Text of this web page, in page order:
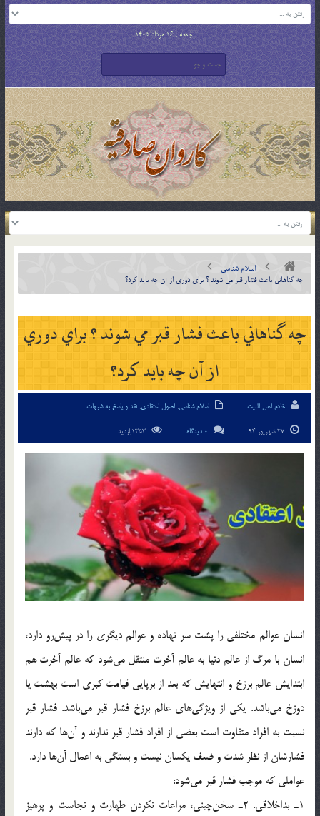
جمعه , 16 مرداد 1405
اسلام شناسی
چه گناهاني باعث فشار قبر مي شوند ؟ براي دوري از آن چه بايد كرد؟
چه گناهاني باعث فشار قبر مي شوند ؟ براي دوري
از آن چه بايد كرد؟
خادم اهل البیت اسلام شناسی, اصول اعتقادی, نقد و پاسخ به شبهات
0 دیدگاه
انسان عوالم مختلفي را پشت سر نهاده و عوالم ديگري را در پيش‌رو دارد،
انسان با مرگ از عالم دنيا به عالم آخرت منتقل مي‌شود كه عالم آخرت هم
ابتدايش عالم برزخ و انتهايش كه بعد از برپايي قيامت كبري است بهشت يا
دوزخ مي‌باشد. يكي از ويژگي‌هاي عالم برزخ فشار قبر مي‌باشد. فشار قبر
نسبت به افراد متفاوت است بعضي از افراد فشار قبر ندارند و آن‌ها كه دارند
فشارشان از نظر شدت و ضعف يكسان نيست و بستگي به اعمال آن‌ها دارد.
عواملي كه موجب فشار قبر مي‌شود:
1ـ بداخلاقي. 2ـ سخن‌چيني‌، مراعات نكردن طهارت و نجاست و پرهيز